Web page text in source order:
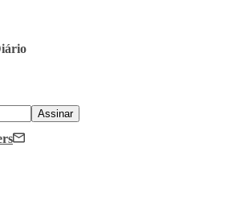
Assinar